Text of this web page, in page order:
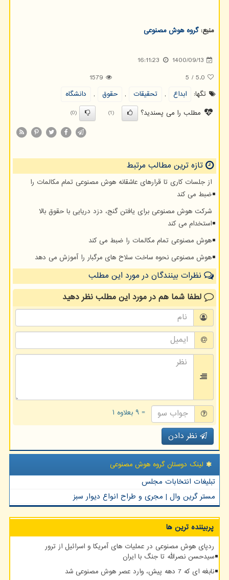
منبع:گروه هوش مصنوعی
1400/09/13
16:11:23
5.0
/
5
1579
تگها:
ابداع , تحقیقات , حقوق ,
دانشگاه
مطلب را می پسندید؟
(1)
(0)
تازه ترین مطالب مرتبط
از جلسات کاری تا قرارهای عاشقانه هوش مصنوعی تمام مکالمات را
ضبط می کند
شرکت هوش مصنوعی برای یافتن گنج، دزد دریایی با حقوق بالا
استخدام می کند
هوش مصنوعی تمام مکالمات را ضبط می کند
هوش مصنوعی نحوه ساخت سلاح های مرگبار را آموزش می دهد
نظرات بینندگان در مورد این مطلب
لطفا شما همدر مورد این مطلبنظر دهید
= ۹ بعلاوه ۱
نظر دادن
لینک دوستان گروه هوش مصنوعی
تبلیغات انتخابات مجلس
مستر گرین وال | مجری و طراح انواع دیوار سبز
پربیننده ترین ها
ردپای هوش مصنوعی در عملیات های آمریکا و اسرائیل از ترور
سیدحسن نصرالله تا جنگ با ایران
نابغه ای که 7 دهه پیش، وارد عصر هوش مصنوعی شد